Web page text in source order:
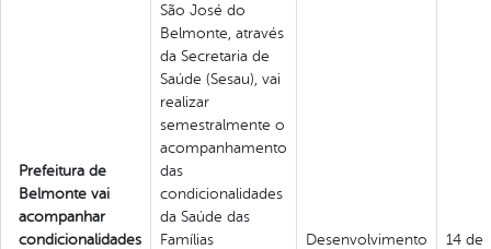
Prefeitura de
Belmonte vai
acompanhar
condicionalidades
São José do
Belmonte, através
da Secretaria de
Saúde (Sesau), vai
realizar
semestralmente o
acompanhamento
das
condicionalidades
da Saúde das
Famílias
Desenvolvimento
14 de